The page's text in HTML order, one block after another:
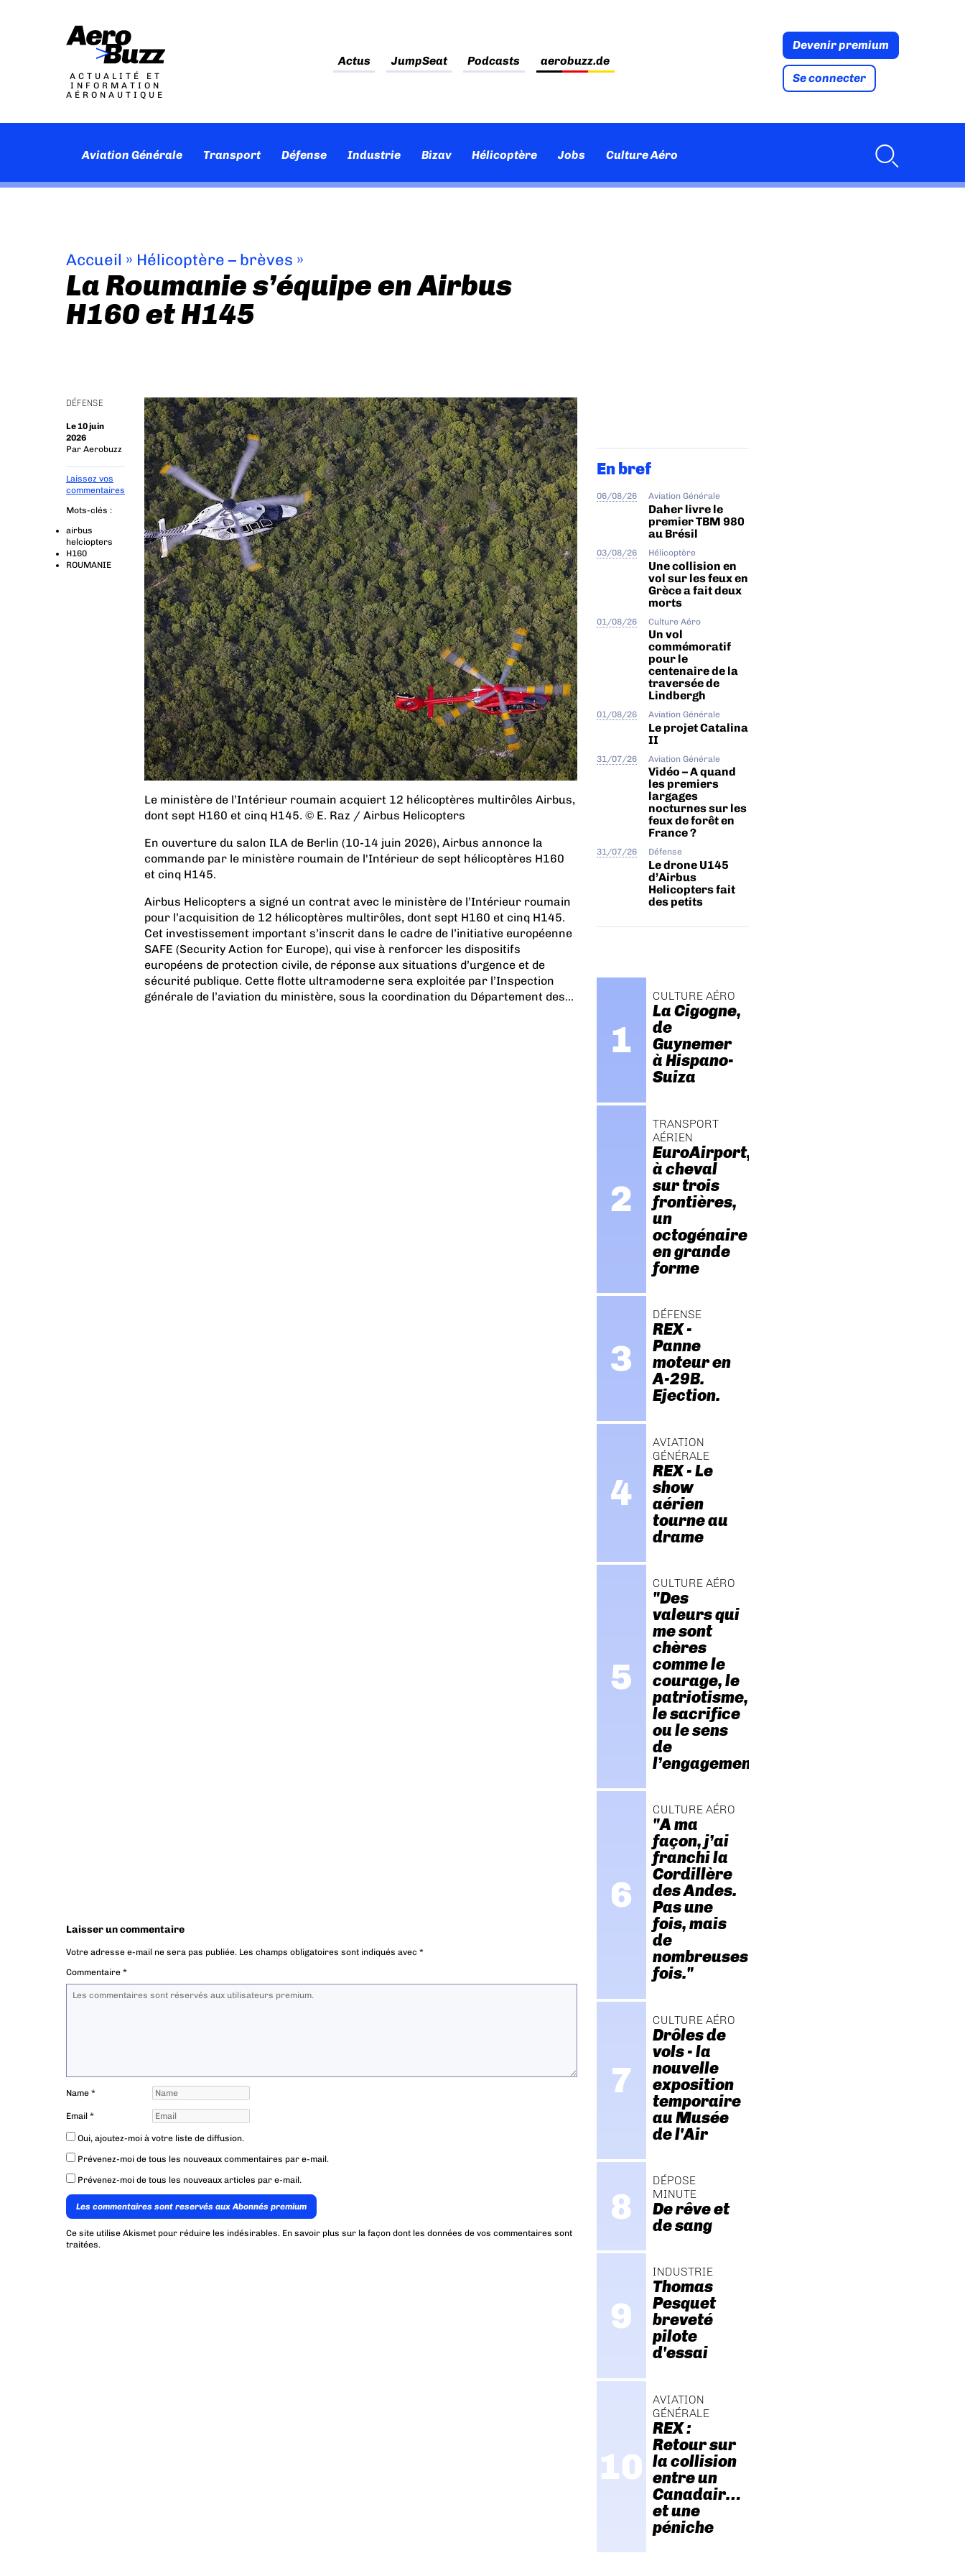
ACTUALITÉ ET
INFORMATION
AÉRONAUTIQUE
Actus JumpSeat Podcasts aerobuzz.de
Devenir premium
Se connecter
Aviation Générale Transport Défense Industrie Bizav Hélicoptère Jobs Culture Aéro
Accueil » Hélicoptère – brèves »
La Roumanie s’équipe en Airbus
H160 et H145
DÉFENSE
Le 10 juin
2026
Par Aerobuzz
Laissez vos
commentaires
Mots-clés :
airbus
helciopters
H160
ROUMANIE
Le ministère de l’Intérieur roumain acquiert 12 hélicoptères multirôles Airbus,
dont sept H160 et cinq H145. © E. Raz / Airbus Helicopters
En ouverture du salon ILA de Berlin (10-14 juin 2026), Airbus annonce la
commande par le ministère roumain de l'Intérieur de sept hélicoptères H160
et cinq H145.
Airbus Helicopters a signé un contrat avec le ministère de l’Intérieur roumain
pour l’acquisition de 12 hélicoptères multirôles, dont sept H160 et cinq H145.
Cet investissement important s’inscrit dans le cadre de l’initiative européenne
SAFE (Security Action for Europe), qui vise à renforcer les dispositifs
européens de protection civile, de réponse aux situations d’urgence et de
sécurité publique. Cette flotte ultramoderne sera exploitée par l’Inspection
générale de l’aviation du ministère, sous la coordination du Département des...
Laisser un commentaire
Votre adresse e-mail ne sera pas publiée. Les champs obligatoires sont indiqués avec *
Commentaire *
Name *
Email *
Oui, ajoutez-moi à votre liste de diffusion.
Prévenez-moi de tous les nouveaux commentaires par e-mail.
Prévenez-moi de tous les nouveaux articles par e-mail.
Les commentaires sont reservés aux Abonnés premium
Ce site utilise Akismet pour réduire les indésirables. En savoir plus sur la façon dont les données de vos commentaires sont
traitées.
En bref
06/08/26 Aviation Générale
Daher livre le
premier TBM 980
au Brésil
03/08/26 Hélicoptère
Une collision en
vol sur les feux en
Grèce a fait deux
morts
01/08/26 Culture Aéro
Un vol
commémoratif
pour le
centenaire de la
traversée de
Lindbergh
01/08/26 Aviation Générale
Le projet Catalina
II
31/07/26 Aviation Générale
Vidéo – A quand
les premiers
largages
nocturnes sur les
feux de forêt en
France ?
31/07/26 Défense
Le drone U145
d’Airbus
Helicopters fait
des petits
CULTURE AÉRO
La Cigogne,
de
Guynemer
à Hispano-
Suiza
TRANSPORT
AÉRIEN
EuroAirport,
à cheval
sur trois
frontières,
un
octogénaire
en grande
forme
DÉFENSE
REX -
Panne
moteur en
A-29B.
Ejection.
AVIATION
GÉNÉRALE
REX - Le
show
aérien
tourne au
drame
CULTURE AÉRO
"Des
valeurs qui
me sont
chères
comme le
courage, le
patriotisme,
le sacrifice
ou le sens
de
l’engagement."
CULTURE AÉRO
"A ma
façon, j’ai
franchi la
Cordillère
des Andes.
Pas une
fois, mais
de
nombreuses
fois."
CULTURE AÉRO
Drôles de
vols - la
nouvelle
exposition
temporaire
au Musée
de l'Air
DÉPOSE
MINUTE
De rêve et
de sang
INDUSTRIE
Thomas
Pesquet
breveté
pilote
d'essai
AVIATION
GÉNÉRALE
REX :
Retour sur
la collision
entre un
Canadair…
et une
péniche